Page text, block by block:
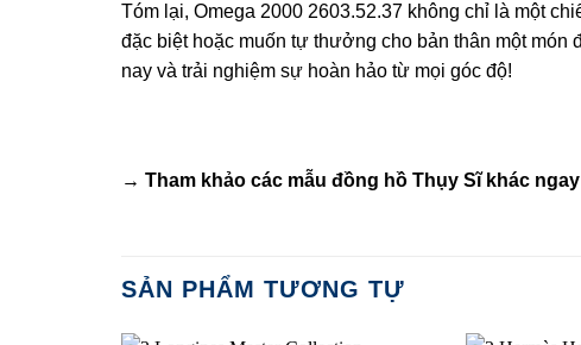
Tóm lại, Omega 2000 2603.52.37 không chỉ là một
đặc biệt hoặc muốn tự thưởng cho bản thân một món
nay và trải nghiệm sự hoàn hảo từ mọi góc độ!
→ Tham khảo các mẫu đồng hồ Thụy Sĩkhác
SẢN PHẨM TƯƠNG TỰ